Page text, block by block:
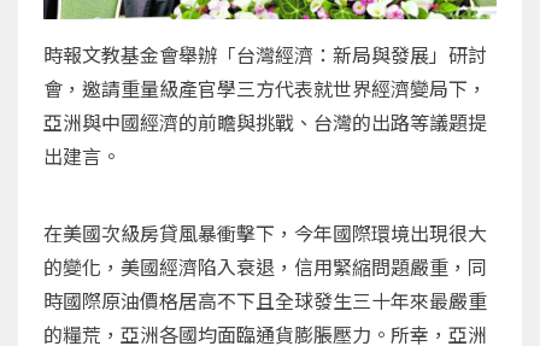
時報文教基金會舉辦「台灣經濟：新局與發展」研討
會，邀請重量級產官學三方代表就世界經濟變局下，
亞洲與中國經濟的前瞻與挑戰、台灣的出路等議題提
出建言。
在美國次級房貸風暴衝擊下，今年國際環境出現很大
的變化，美國經濟陷入衰退，信用緊縮問題嚴重，同
時國際原油價格居高不下且全球發生三十年來最嚴重
的糧荒，亞洲各國均面臨通貨膨脹壓力。所幸，亞洲